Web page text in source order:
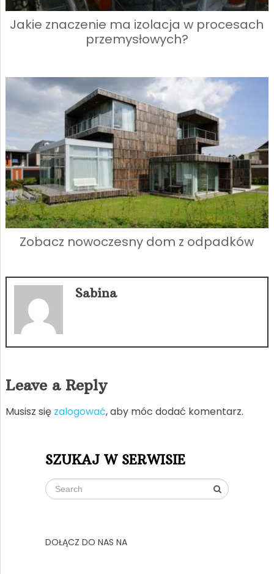
Jakie znaczenie ma izolacja w procesach
przemysłowych?
Zobacz nowoczesny dom z odpadków
Sabina
Leave a Reply
Musisz się zalogować, aby móc dodać komentarz.
SZUKAJ W SERWISIE
DOŁĄCZ DO NAS NA